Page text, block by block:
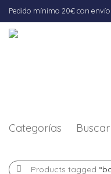
Categorías Buscar
Products tagged